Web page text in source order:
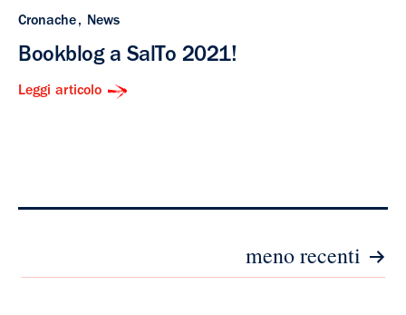
Cronache News
Bookblog a SalTo 2021!
Leggi articolo
meno recenti